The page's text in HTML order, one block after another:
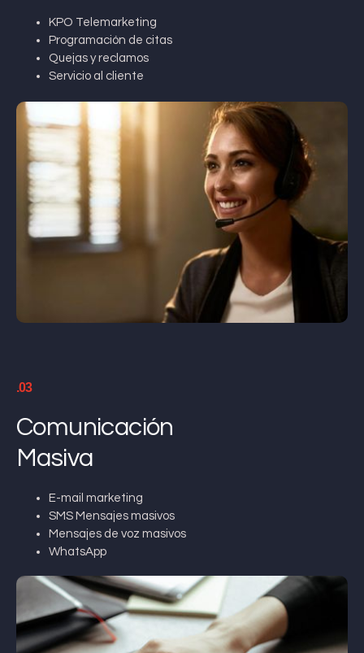
KPO Telemarketing
Programación de citas
Quejas y reclamos
Servicio al cliente
.03
Comunicación
Masiva
E-mail marketing
SMS Mensajes masivos
Mensajes de voz masivos
WhatsApp